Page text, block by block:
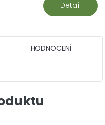
Detail
HODNOCENÍ